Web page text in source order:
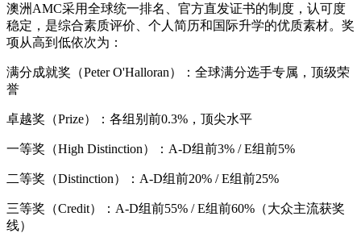
澳洲AMC采用全球统一排名、官方直发证书的制度，认可度
稳定，是综合素质评价、个人简历和国际升学的优质素材。奖
项从高到低依次为：
满分成就奖（Peter O'Halloran）：全球满分选手专属，顶级荣
誉
卓越奖（Prize）：各组别前0.3%，顶尖水平
一等奖（High Distinction）：A-D组前3% / E组前5%
二等奖（Distinction）：A-D组前20% / E组前25%
三等奖（Credit）：A-D组前55% / E组前60%（大众主流获奖
线）